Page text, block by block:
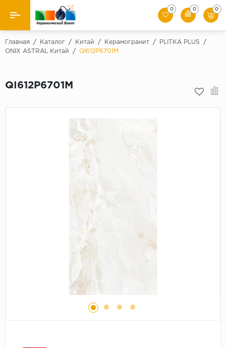
Назад
Керамическая плитка
0 0 0
Главная / Каталог / Китай / Керамогранит / PLITKA PLUS
/
ONIX ASTRAL Китай
/ QI612P6701M
QI612P6701M